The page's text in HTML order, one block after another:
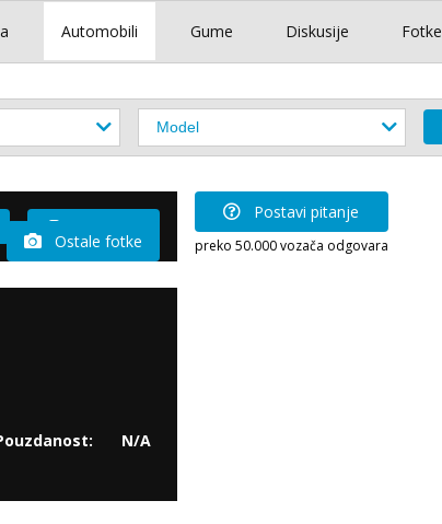
Automobili Gume Diskusije Fotke
Ostale fotke
N/A
Postavi pitanje
preko 50.000 vozača odgovara